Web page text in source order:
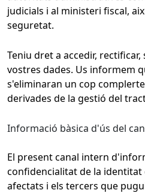
judicials i al ministeri fiscal,
seguretat.
Teniu dret a accedir, rectificar,
vostres dades. Us informem
s'eliminaran un cop
derivades de la gestió del
Informació bàsica d'ús del
El present canal intern
confidencialitat de la
afectats i els tercers que